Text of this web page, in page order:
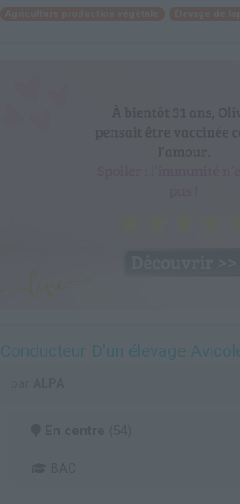
Conducteur D'un élevage